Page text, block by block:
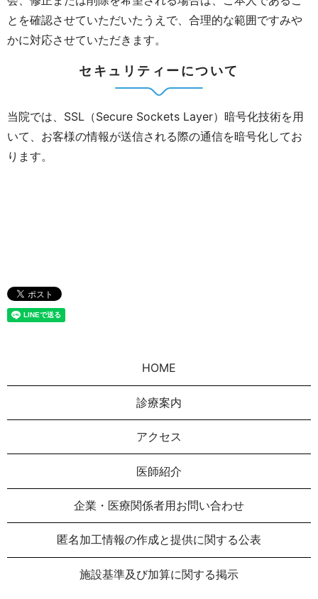
とを確認させていただいたうえで、合理的な範囲ですみや
かに対応させていただきます。
セキュリティーについて
当院では、SSL（Secure Sockets Layer）暗号化技術を用
いて、お客様の情報が送信される際の通信を暗号化してお
ります。
HOME
診療案内
アクセス
医師紹介
企業・医療関係者用お問い合わせ
匿名加⼯情報の作成と提供に関する公表
施設基準及び加算に関する掲示